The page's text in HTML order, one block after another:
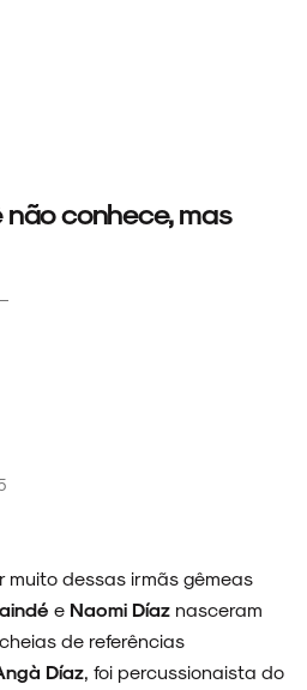
conhece, mas
muito dessas irmãs gêmeas
e Naomi Díaz nasceram
de referências
Díaz, foi percussionaista do